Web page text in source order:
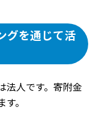
グを通じて活
法人です。寄附金
。